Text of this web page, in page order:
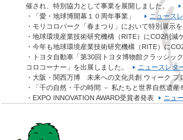
催され、特別協力として事業を展開しました。
・「愛・地球博開幕１０周年事業」
ニュース
・モリコロパーク「春まつり」において特別展示
・地球環境産業技術研究機構（RITE）にCO2削
・今年も地球環境産業技術研究機構（RITE）に
・トヨタ自動車「第30回トヨタ博物館クラッシッ
コロコーナー」を出展しました。
ニュースレタ
・大阪・関西万博 未来への文化共創 ウィーク
・「千の自然・千の時間 － 私たちと世界自然遺
・EXPO INNOVATION AWARD受賞者発表
ニュ